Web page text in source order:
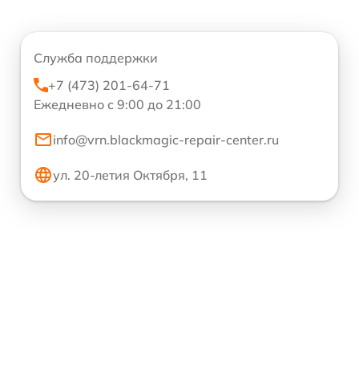
Служба поддержки
+7 (473) 201-64-71
Ежедневно с 9:00 до 21:00
info@vrn.blackmagic-repair-center.ru
ул. 20-летия Октября, 11